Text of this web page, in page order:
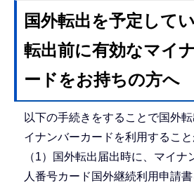
国外転出を予定して
転出前に有効なマイ
ードをお持ちの方へ
以下の手続きをすることで国外
イナンバーカードを利用すること
（1）国外転出届出時に、マイナ
人番号カード国外継続利用申請